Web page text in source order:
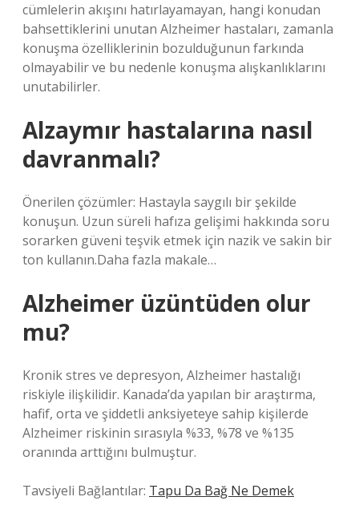
cümlelerin akışını hatırlayamayan, hangi konudan
bahsettiklerini unutan Alzheimer hastaları, zamanla
konuşma özelliklerinin bozulduğunun farkında
olmayabilir ve bu nedenle konuşma alışkanlıklarını
unutabilirler.
Alzaymır hastalarına nasıl
davranmalı?
Önerilen çözümler: Hastayla saygılı bir şekilde
konuşun. Uzun süreli hafıza gelişimi hakkında soru
sorarken güveni teşvik etmek için nazik ve sakin bir
ton kullanın.Daha fazla makale…
Alzheimer üzüntüden olur
mu?
Kronik stres ve depresyon, Alzheimer hastalığı
riskiyle ilişkilidir. Kanada’da yapılan bir araştırma,
hafif, orta ve şiddetli anksiyeteye sahip kişilerde
Alzheimer riskinin sırasıyla %33, %78 ve %135
oranında arttığını bulmuştur.
Tavsiyeli Bağlantılar: Tapu Da Bağ Ne Demek